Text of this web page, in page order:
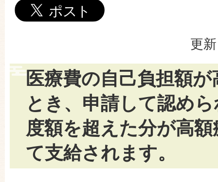
更
医療費の自己負担額
とき、申請して認め
度額を超えた分が高
て支給されます。